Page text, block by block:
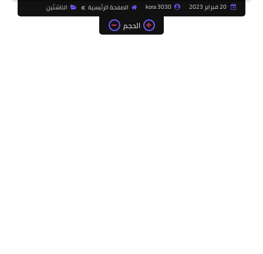
20 فبراير 2023 kora 3030 الصفحة الرئيسية الناشئين
الحجم